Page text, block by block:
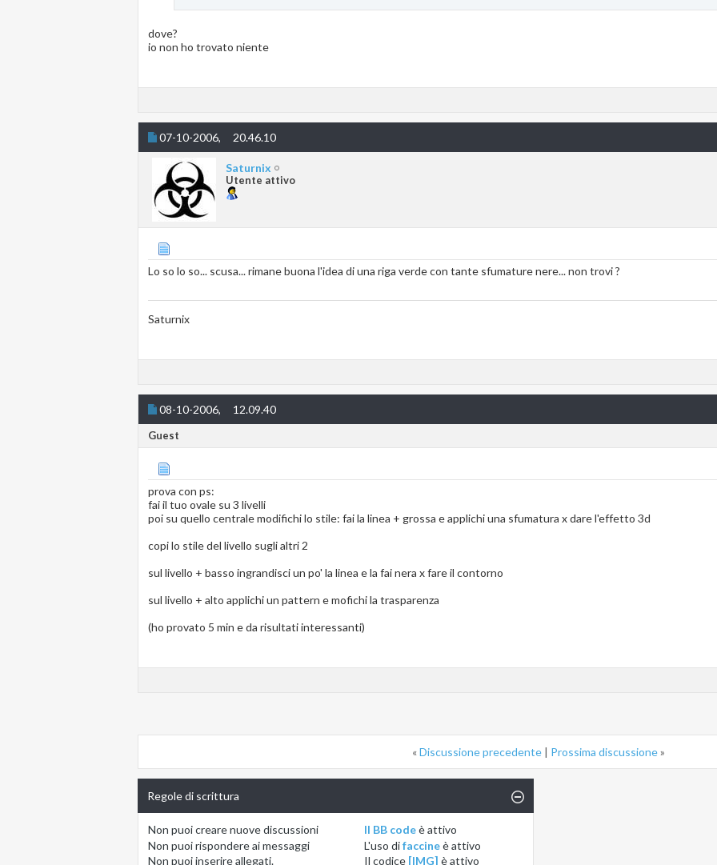
dove?
io non ho trovato niente
07-10-2006, 20.46.10
Saturnix
Utente attivo
Lo so lo so... scusa... rimane buona l'idea di una riga verde con tante sfumature nere... non trovi ?
Saturnix
08-10-2006, 12.09.40
Guest
prova con ps:
fai il tuo ovale su 3 livelli
poi su quello centrale modifichi lo stile: fai la linea + grossa e applichi una sfumatura x dare l'effetto 3d
copi lo stile del livello sugli altri 2
sul livello + basso ingrandisci un po' la linea e la fai nera x fare il contorno
sul livello + alto applichi un pattern e mofichi la trasparenza
(ho provato 5 min e da risultati interessanti)
«Discussione precedente | Prossima discussione»
Regole di scrittura
Non puoicreare nuove discussioni
Non puoirispondere ai messaggi
Non puoiinserire allegati.
Il BB codeèattivo
L'uso difaccineèattivo
Il codice [IMG] èattivo